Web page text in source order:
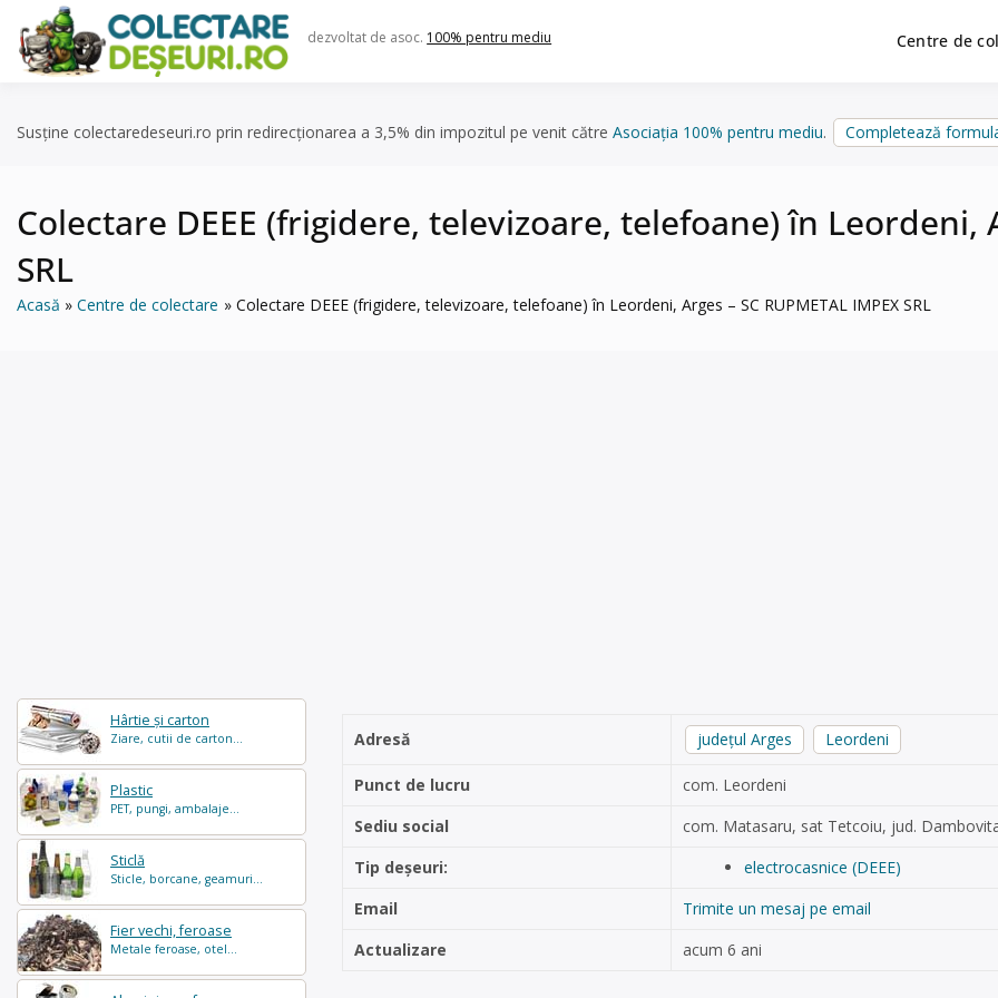
content
dezvoltat de asoc. 100% pentru mediu Centre de
Susține colectaredeseuri.ro prin redirecționarea a 3,5% din impozitul pe venit către Asociația 100% pentru mediu. Completează
Colectare DEEE (frigidere, televizoare, telefoane) în Leordeni,
SRL
Acasă Centre de colectare Colectare DEEE (frigidere, televizoare, telefoane) în Leordeni, Arges – SC RUPMETAL IMPEX SRL
Hârtie și carton
Ziare, cutii de carton...
Plastic
PET, pungi, ambalaje...
Sticlă
Sticle, borcane, geamuri...
Fier vechi, feroase
Metale feroase, otel...
Adresă județul Arges Leordeni
Punct de lucru
com. Leordeni
Sediu social
com. Matasaru, sat Tetcoiu, jud.
Tip deșeuri:
electrocasnice (DEEE)
Email
Trimite un mesaj pe email
Actualizare
acum 6 ani